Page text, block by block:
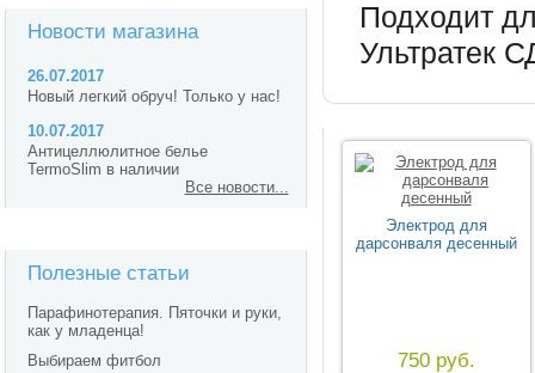
Подходит
Ультратек
Электрод для
дарсонваля десенный
750 руб.
Новости магазина
26.07.2017
Новый легкий обруч! Только у нас!
10.07.2017
Антицеллюлитное белье
TermoSlim в наличии
Все новости...
Полезные статьи
Парафинотерапия. Пяточки и руки,
как у младенца!
Выбираем фитбол